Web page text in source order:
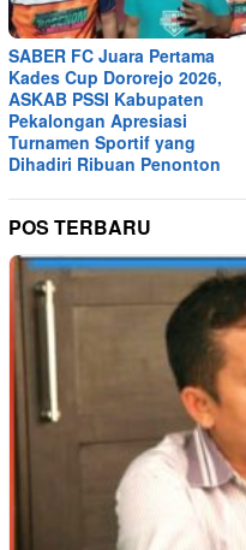
SABER FC Juara Pertama
Kades Cup Dororejo 2026,
ASKAB PSSI Kabupaten
Pekalongan Apresiasi
Turnamen Sportif yang
Dihadiri Ribuan Penonton
POS TERBARU